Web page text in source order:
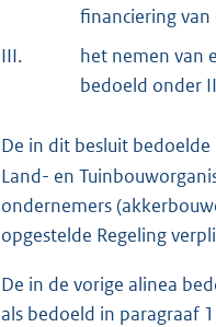
financiering
III.
het nemen van
bedoeld onder
De in dit besluit bedoelde
Land- en
ondernemers
opgestelde Regeling
De in de vorige alinea
als bedoeld in paragraaf